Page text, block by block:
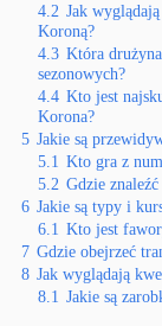
4.2 Jak
Koroną?
4.3 Która
sezonowych?
4.4 Kto jest
Korona?
5 Jakie są
5.1 Kto gra z
5.2 Gdzie
6 Jakie są typy i
6.1 Kto jest
7 Gdzie obejrzeć
8 Jak wyglądają
8.1 Jakie są